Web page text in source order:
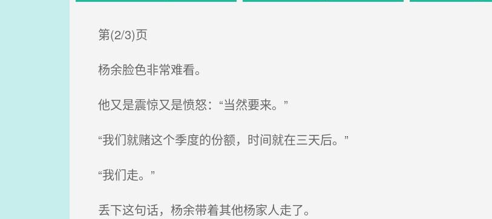
第(2/3)页
杨余脸色非常难看。
他又是震惊又是愤怒：“当然要来。”
“我们就赌这个季度的份额，时间就在三天后。”
“我们走。”
丢下这句话，杨余带着其他杨家人走了。